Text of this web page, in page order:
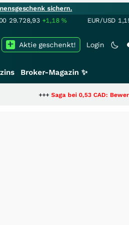
sichern.
29.728,93 +1,18% EUR/USD
Login
Aktie geschenkt!
Broker-Magazin ✨
Saga bei 0,53 CAD: Bewertet der